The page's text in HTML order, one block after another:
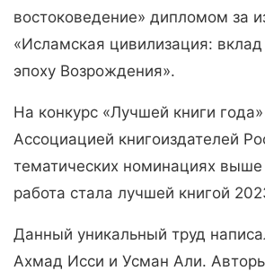
востоковедение» дипломом за
«Исламская цивилизация:
эпоху Возрождения».
На конкурс «Лучшей книги
Ассоциацией книгоиздателей
тематических номинациях выше
работа стала лучшей книгой
Данный уникальный труд
Ахмад Исси и Усман Али.